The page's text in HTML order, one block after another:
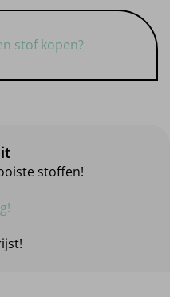
stof kopen?
stoffen!